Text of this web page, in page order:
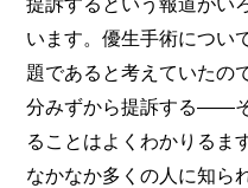
います。優生手術につい
題であると考えていたの
分みずから提訴する――
ることはよくわかりるま
なかなか多くの人に知ら